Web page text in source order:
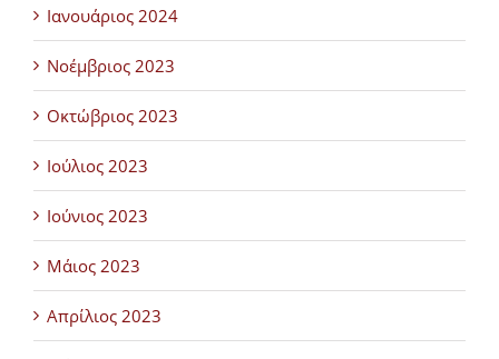
Ιανουάριος 2024
Νοέμβριος 2023
Οκτώβριος 2023
Ιούλιος 2023
Ιούνιος 2023
Μάιος 2023
Απρίλιος 2023